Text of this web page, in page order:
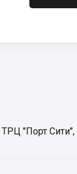
ТРЦ "Порт Сити",